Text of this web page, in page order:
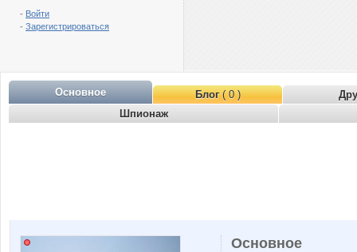
- Войти
- Зарегистрироваться
Основное Блог( 0 )
Шпионаж
Основное